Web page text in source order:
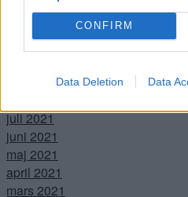
CONFIRM
Data Deletion Data
januari 2022
december 2021
november 2021
september 2021
juli 2021
juni 2021
maj 2021
april 2021
mars 2021